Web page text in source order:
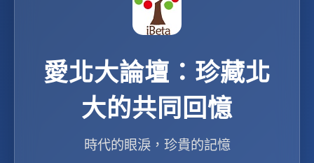
愛北大論壇：珍藏北
大的共同回憶
時代的眼淚，珍貴的記憶